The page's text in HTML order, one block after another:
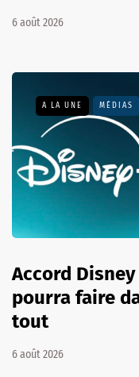
6 août 2026
A LA UNE MÉDIAS
Accord
pourra faire
tout
6 août 2026